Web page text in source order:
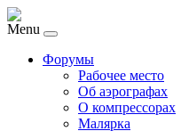
Menu
Форумы
Рабочее место
Об аэрографах
О компрессорах
Малярка